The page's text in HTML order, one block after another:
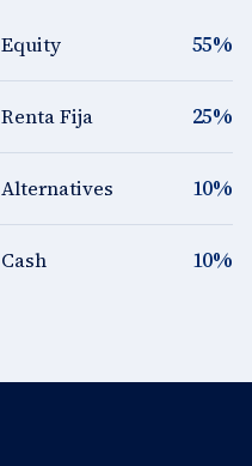
Equity 55%
Renta Fija 25%
Alternatives 10%
Cash 10%